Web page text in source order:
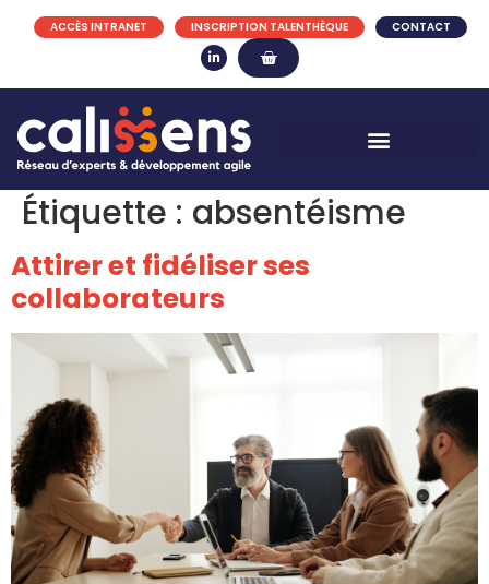
ACCÈS INTRANET INSCRIPTION TALENTHÈQUE CONTACT
Étiquette : absentéisme
Attirer et fidéliser ses
collaborateurs